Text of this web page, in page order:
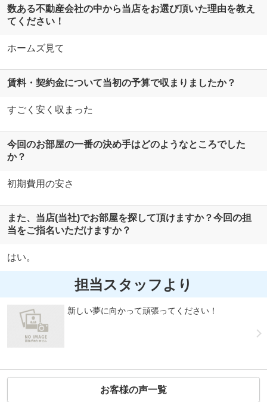
数ある不動産会社の中から当店をお選び頂いた理由を教え
てください！
ホームズ見て
賃料・契約金について当初の予算で収まりましたか？
すごく安く収まった
今回のお部屋の一番の決め手はどのようなところでした
か？
初期費用の安さ
また、当店(当社)でお部屋を探して頂けますか？今回の担
当をご指名いただけますか？
はい。
担当スタッフより
新しい夢に向かって頑張ってください！
お客様の声一覧